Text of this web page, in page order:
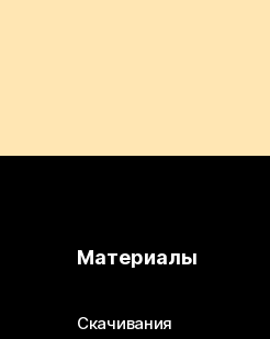
Материалы
Скачивания